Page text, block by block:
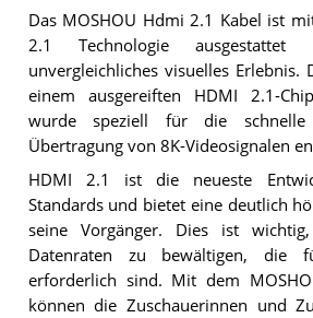
Das MOSHOU Hdmi 2.1 Kabel ist
2.1 Technologie
unvergleichliches visuelles Erlebnis.
einem ausgereiften HDMI 2.1-
wurde speziell für die schnelle
Übertragung von 8K-Videosignalen
HDMI 2.1 ist die neueste
Standards und bietet eine deutlich
seine Vorgänger. Dies ist
Datenraten zu bewältigen, die
erforderlich sind. Mit dem
können die Zuschauerinnen und